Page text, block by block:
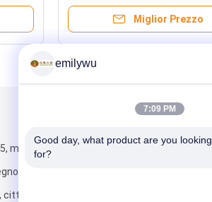
della
diritto
Miglior Prezzo
mercato
di Xingye,
di
emilywu
7:09 PM
Good day, what product are you looking
for?